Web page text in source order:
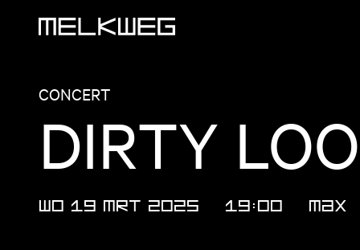
CONCERT
DIRTY
WO 19 MRT 2025 19:00 MAX